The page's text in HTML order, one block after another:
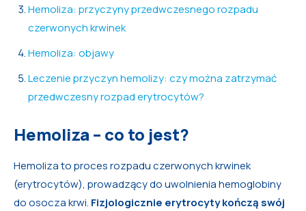
Hemoliza: przyczyny przedwczesnego rozpadu
czerwonych krwinek
Hemoliza: objawy
Leczenie przyczyn hemolizy: czy można zatrzymać
przedwczesny rozpad erytrocytów?
Hemoliza – co to jest?
Hemoliza to proces rozpadu czerwonych krwinek
(erytrocytów), prowadzący do uwolnienia hemoglobiny
do osocza krwi. Fizjologicznie erytrocyty kończą swój